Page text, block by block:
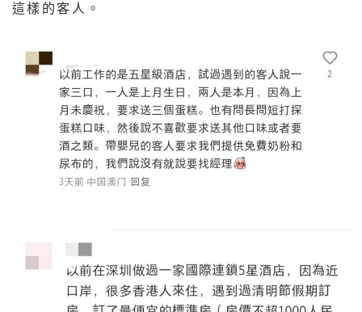
這樣的客人。